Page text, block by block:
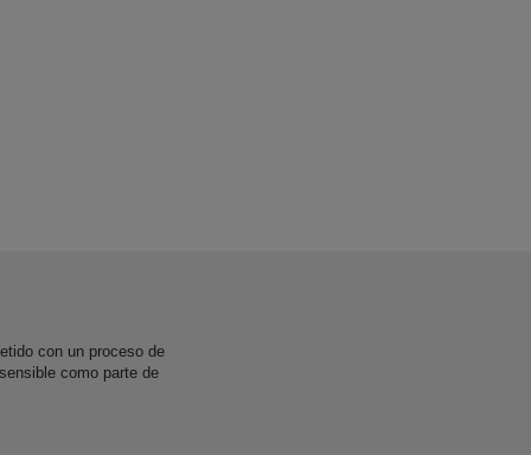
con un proceso de
como parte de